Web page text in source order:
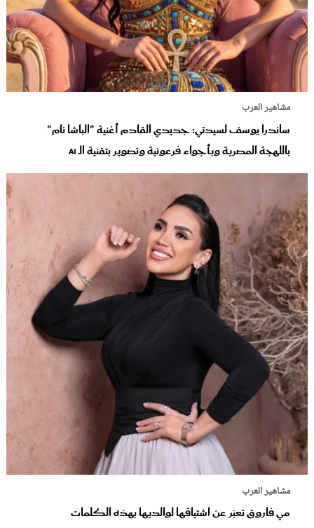
مشاهير العرب
ساندرا يوسف لسيدتي: جديدي القادم أغنية "الباشا نام"
باللهجة المصرية وبأجواء فرعونية وتصوير بتقنية الـ Ai
مشاهير العرب
مي فاروق تعبّر عن اشتياقها لوالديها بهذه الكلمات